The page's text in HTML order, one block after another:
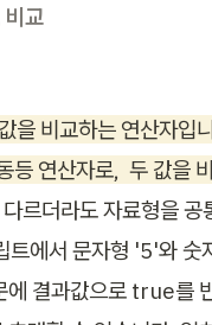
비교
을 비교하는 연산자입
등 연산자로,  두 값을
르더라도 자료형을
트에서 문자형 '5'와
에 결과값으로 true를